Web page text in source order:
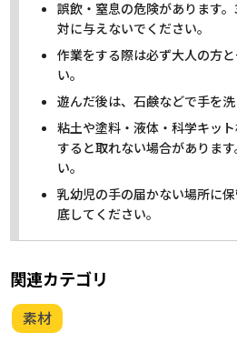
誤飲・窒息の危険があります
対に与えないでください。
作業をする際は必ず大人の方
い。
遊んだ後は、石鹸などで手を洗
粘土や塗料・液体・科学キッ
すると取れない場合がありま
い。
乳幼児の手の届かない場所に
底してください。
関連カテゴリ
素材